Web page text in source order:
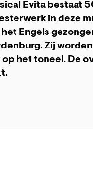
Evita bestaat
in deze
Engels
Zij
het toneel. De